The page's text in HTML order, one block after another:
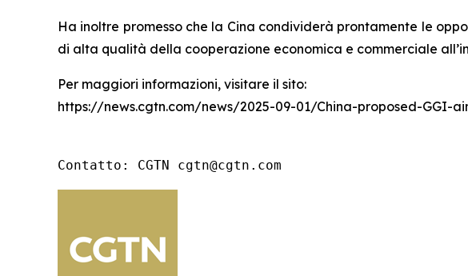
Ha inoltre promesso che la Cina condividerà prontamente le
di alta qualità della cooperazione economica e commerciale
Per maggiori informazioni, visitare il sito:
https://news.cgtn.com/news/2025-09-01/China-proposed-GGI-
Contatto: CGTN cgtn@cgtn.com